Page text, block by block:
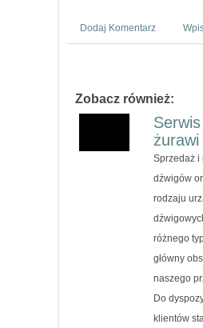
Dodaj Komentarz
Zobacz również:
żurawi
Sprzedaż i
dźwigów
rodzaju
różnego
główny
naszego
Do
klientów